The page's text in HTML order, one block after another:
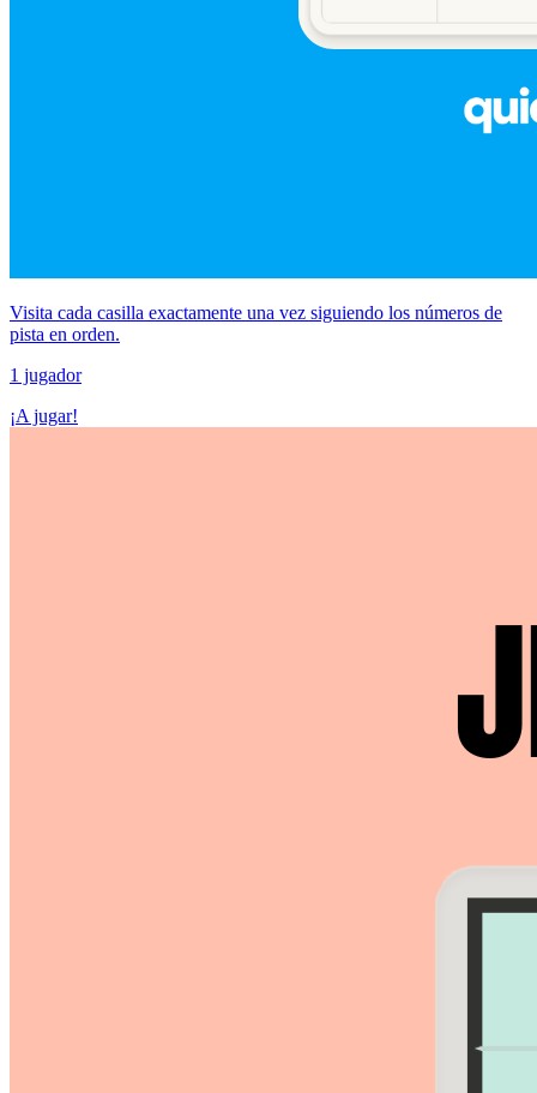
Visita cada casilla exactamente una vez siguiendo los números de
pista en orden.
1 jugador
¡A jugar!